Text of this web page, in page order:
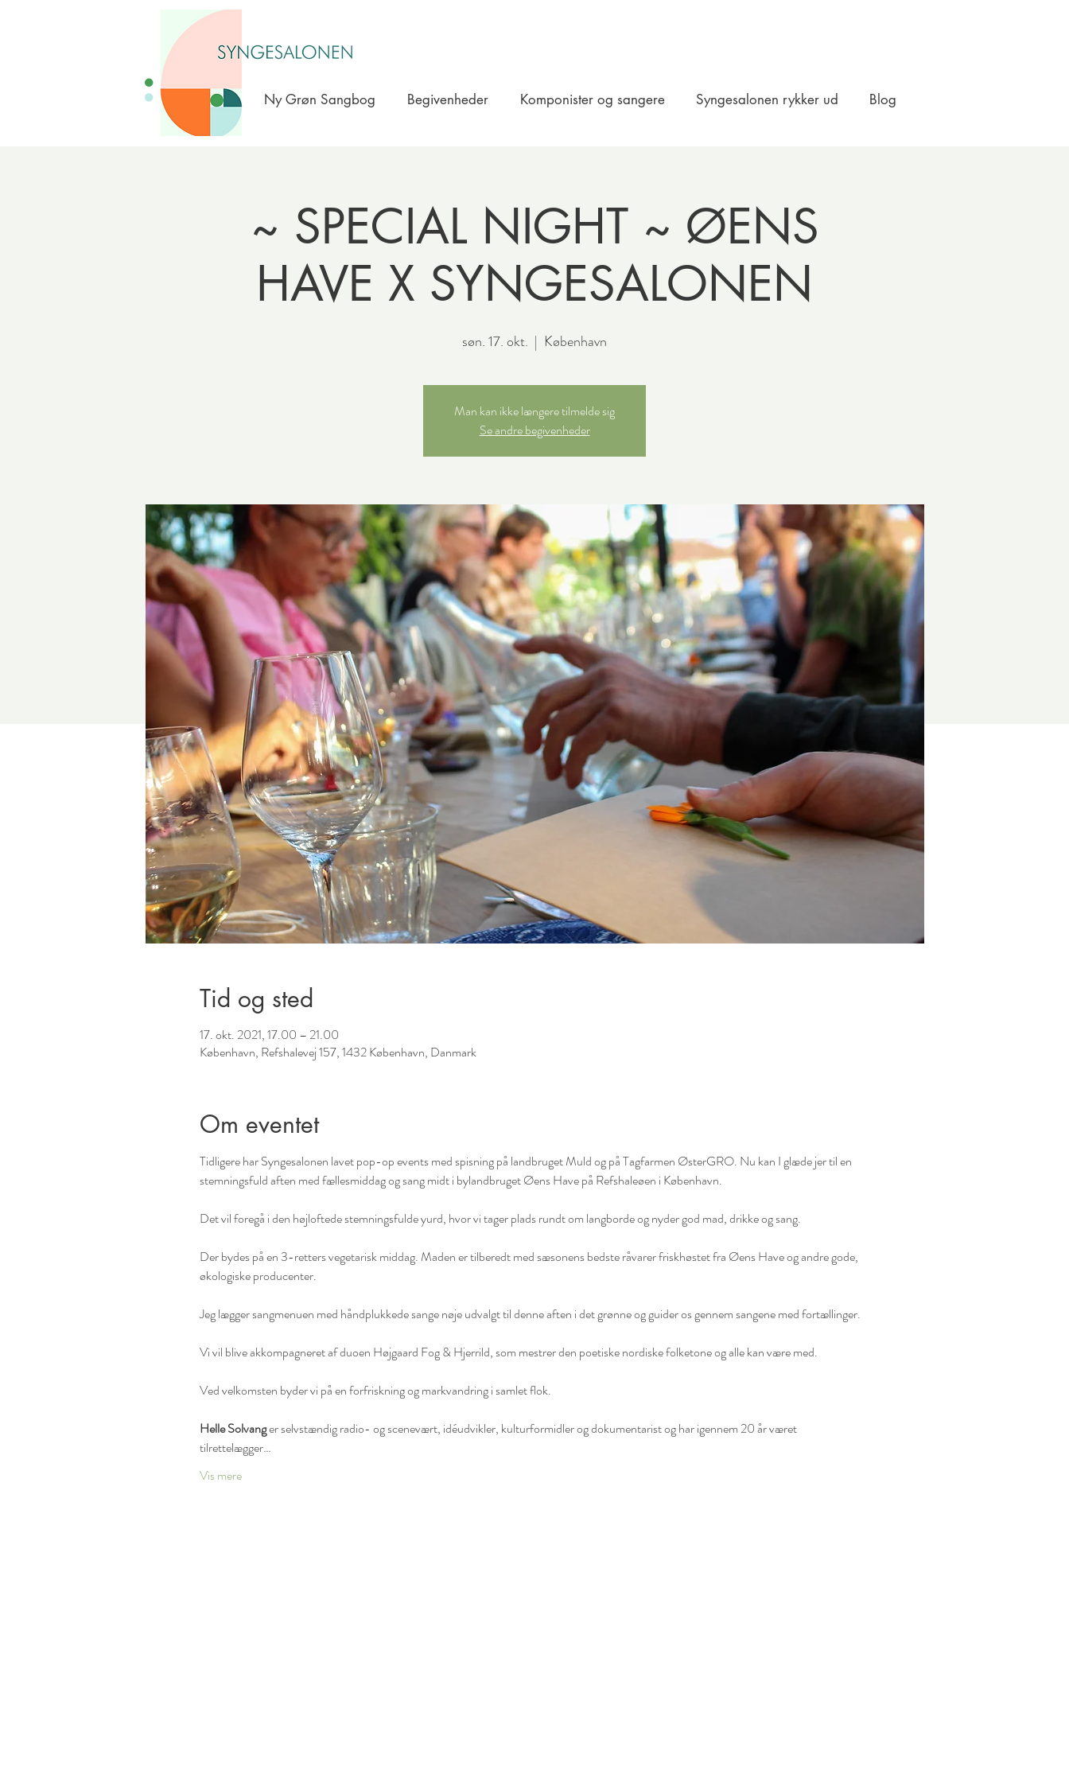
Ny Grøn Sangbog Begivenheder Komponister og sangere Syngesalonen rykker ud Blog
~ SPECIAL NIGHT ~ ØENS
HAVE X SYNGESALONEN
søn. 17. okt.
  |
København
Man kan ikke længere tilmelde sig
Se andre begivenheder
Tid og sted
17. okt. 2021, 17.00 – 21.00
København, Refshalevej 157, 1432 København, Danmark
Om eventet
Tidligere har Syngesalonen lavet pop-op events med spisning på landbruget Muld og på Tagfarmen ØsterGRO. Nu kan I glæde jer til en
stemningsfuld aften med fællesmiddag og sang midt i bylandbruget Øens Have på Refshaleøen i København.
Det vil foregå i den højloftede stemningsfulde yurd, hvor vi tager plads rundt om langborde og nyder god mad, drikke og sang.
Der bydes på en 3-retters vegetarisk middag. Maden er tilberedt med sæsonens bedste råvarer friskhøstet fra Øens Have og andre gode,
økologiske producenter.
Jeg lægger sangmenuen med håndplukkede sange nøje udvalgt til denne aften i det grønne og guider os gennem sangene med fortællinger.
Vi vil blive akkompagneret af duoen Højgaard Fog & Hjerrild, som mestrer den poetiske nordiske folketone og alle kan være med.
Helle Solvang er selvstændig radio- og scenevært, idéudvikler, kulturformidler og dokumentarist og har igennem 20 år været
tilrettelægger…
Vis mere